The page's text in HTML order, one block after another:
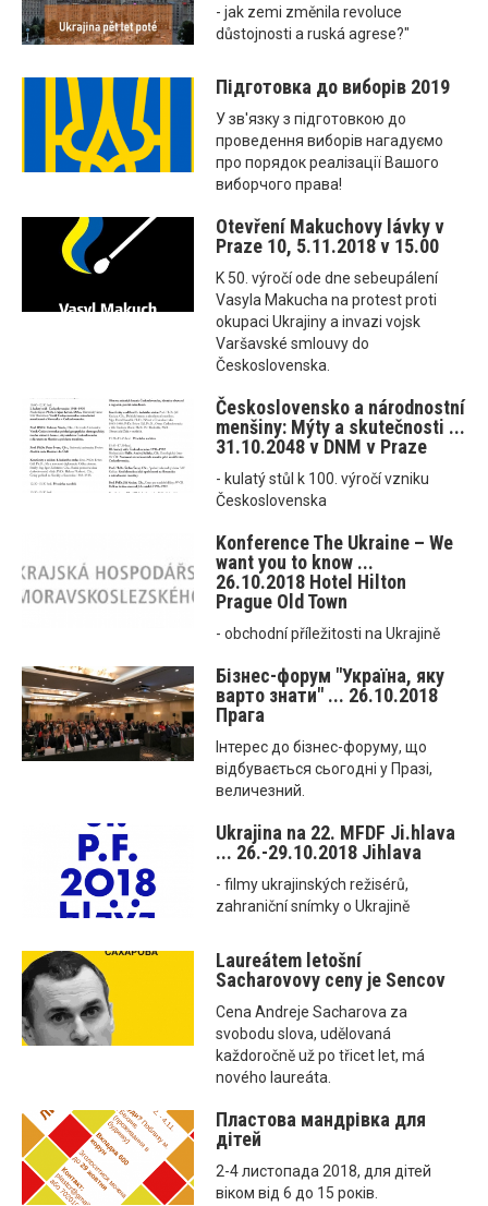
- jak zemi změnila revoluce
důstojnosti a ruská agrese?"
Підготовка до виборів 2019
У зв'язку з підготовкою до
проведення виборів нагадуємо
про порядок реалізації Вашого
виборчого права!
Otevření Makuchovy lávky v
Praze 10, 5.11.2018 v 15.00
K 50. výročí ode dne sebeupálení
Vasyla Makucha na protest proti
okupaci Ukrajiny a invazi vojsk
Varšavské smlouvy do
Československa.
Československo a národnostní
menšiny: Mýty a skutečnosti ...
31.10.2048 v DNM v Praze
- kulatý stůl k 100. výročí vzniku
Československa
Konference The Ukraine – We
want you to know ...
26.10.2018 Hotel Hilton
Prague Old Town
- obchodní příležitosti na Ukrajině
Бізнес-форум "Україна, яку
варто знати" ... 26.10.2018
Прага
Інтерес до бізнес-форуму, що
відбувається сьогодні у Празі,
величезний.
Ukrajina na 22. MFDF Ji.hlava
... 26.-29.10.2018 Jihlava
- filmy ukrajinských režisérů,
zahraniční snímky o Ukrajině
Laureátem letošní
Sacharovovy ceny je Sencov
Cena Andreje Sacharova za
svobodu slova, udělovaná
každoročně už po třicet let, má
nového laureáta.
Пластова мандрівка для
дітей
2-4 листопада 2018, для дітей
віком від 6 до 15 років.